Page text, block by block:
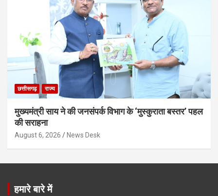
छत्तीसगढ़ राज्य
मुख्यमंत्री साय ने की जनसंपर्क विभाग के ‘मुस्कुराता बस्तर’ पहल
की सराहना
August 6, 2026 News Desk
हमारे बारे में